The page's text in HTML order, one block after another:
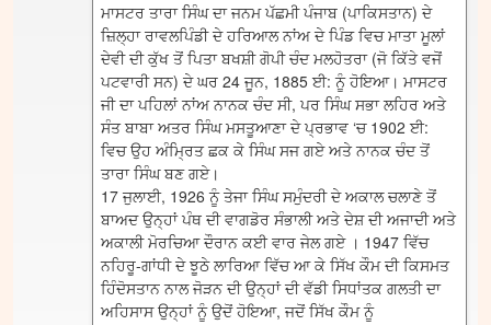
ਮਾਸਟਰ ਤਾਰਾ ਸਿੰਘ ਦਾ ਜਨਮ ਪੱਛਮੀ ਪੰਜਾਬ (ਪਾਕਿਸਤਾਨ) ਦੇ
ਜ਼ਿਲ੍ਹਾ ਰਾਵਲਪਿੰਡੀ ਦੇ ਹਰਿਆਲ ਨਾਂਅ ਦੇ ਪਿੰਡ ਵਿਚ ਮਾਤਾ ਮੂਲਾਂ
ਦੇਵੀ ਦੀ ਕੁੱਖ ਤੋਂ ਪਿਤਾ ਬਖਸ਼ੀ ਗੋਪੀ ਚੰਦ ਮਲਹੋਤਰਾ (ਜੋ ਕਿੱਤੇ ਵਜੋਂ
ਪਟਵਾਰੀ ਸਨ) ਦੇ ਘਰ 24 ਜੂਨ, 1885 ਈ: ਨੂੰ ਹੋਇਆ। ਮਾਸਟਰ
ਜੀ ਦਾ ਪਹਿਲਾਂ ਨਾਂਅ ਨਾਨਕ ਚੰਦ ਸੀ, ਪਰ ਸਿੰਘ ਸਭਾ ਲਹਿਰ ਅਤੇ
ਸੰਤ ਬਾਬਾ ਅਤਰ ਸਿੰਘ ਮਸਤੂਆਣਾ ਦੇ ਪ੍ਰਭਾਵ ‘ਚ 1902 ਈ:
ਵਿਚ ਉਹ ਅੰਮ੍ਰਿਤ ਛਕ ਕੇ ਸਿੰਘ ਸਜ ਗਏ ਅਤੇ ਨਾਨਕ ਚੰਦ ਤੋਂ
ਤਾਰਾ ਸਿੰਘ ਬਣ ਗਏ।
17 ਜੁਲਾਈ, 1926 ਨੂੰ ਤੇਜਾ ਸਿੰਘ ਸਮੁੰਦਰੀ ਦੇ ਅਕਾਲ ਚਲਾਣੇ ਤੋਂ
ਬਾਅਦ ਉਨ੍ਹਾਂ ਪੰਥ ਦੀ ਵਾਗਡੋਰ ਸੰਭਾਲੀ ਅਤੇ ਦੇਸ਼ ਦੀ ਅਜਾਦੀ ਅਤੇ
ਅਕਾਲੀ ਮੋਰਚਿਆ ਦੌਰਾਨ ਕਈ ਵਾਰ ਜੇਲ ਗਏ । 1947 ਵਿੱਚ
ਨਹਿਰੂ-ਗਾਂਧੀ ਦੇ ਝੂਠੇ ਲਾਰਿਆ ਵਿੱਚ ਆ ਕੇ ਸਿੱਖ ਕੌਮ ਦੀ ਕਿਸਮਤ
ਹਿੰਦੋਸਤਾਨ ਨਾਲ ਜੋੜਨ ਦੀ ਉਨ੍ਹਾਂ ਦੀ ਵੱਡੀ ਸਿਧਾਂਤਕ ਗਲਤੀ ਦਾ
ਅਹਿਸਾਸ ਉਨ੍ਹਾਂ ਨੂੰ ਉਦੋਂ ਹੋਇਆ, ਜਦੋਂ ਸਿੱਖ ਕੌਮ ਨੂੰ